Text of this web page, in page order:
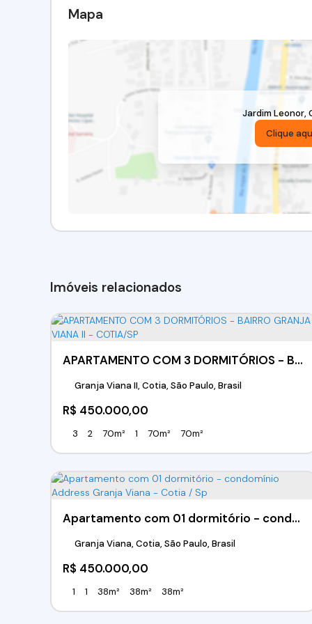
Mapa
Jardim Leonor,
Clique
Imóveis relacionados
APARTAMENTO COM 3 DORMITÓRIOS - BAIRRO GRANJA VIANA II - COTIA/SP
R$ 450.000,00
Granja Viana II, Cotia, São Paulo, Brasil
3 2 70m² 1 70m² 70m²
Apartamento com 01 dormitório - condomínio Address Granja Viana - Cotia / Sp
R$ 450.000,00
Granja Viana, Cotia, São Paulo, Brasil
1 1 38m² 38m² 38m²